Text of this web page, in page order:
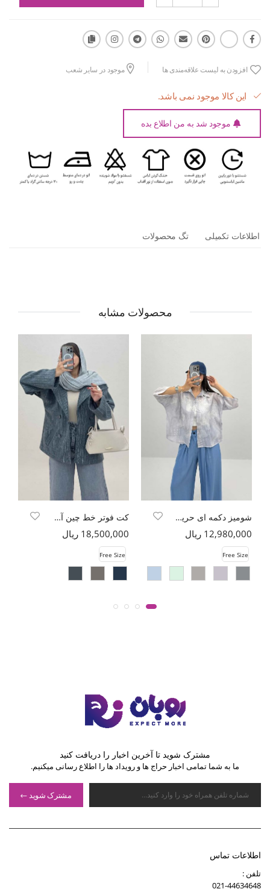
افزودن به لیست علاقه‌مندی ها موجود در سایر شعب
این کالا موجود نمی باشد.
موجود شد به من اطلاع بده
اطلاعات تکمیلی تگ محصولات
محصولات مشابه
شومیز دکمه ای حریر شیشه ای محو
12,980,000 ریال
Free Size
کت فوتر خط چین آستردار یقه چاک
18,500,000 ریال
Free Size
مشترک شوید تا آخرین اخبار را دریافت کنید
ما به شما تمامی اخبار حراج ها و رویداد ها را اطلاع رسانی میکنیم.
مشترک شوید
اطلاعات تماس
تلفن :
021-44634648